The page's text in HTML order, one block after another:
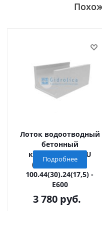
Лоток водоотводный
бетонный
коробчатый GBU
(СО-300мм), KU
100.44(30).24(17,5) -
E600
3 780 руб.
Подробнее